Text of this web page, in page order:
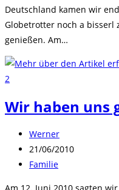
Deutschland kamen wir
Globetrotter noch a bisserl
genießen. Am…
Wir haben uns
Beitrags-
Autor:
Werner
Beitrag
veröffentlicht:
21/06/2010
Beitrags-
Familie